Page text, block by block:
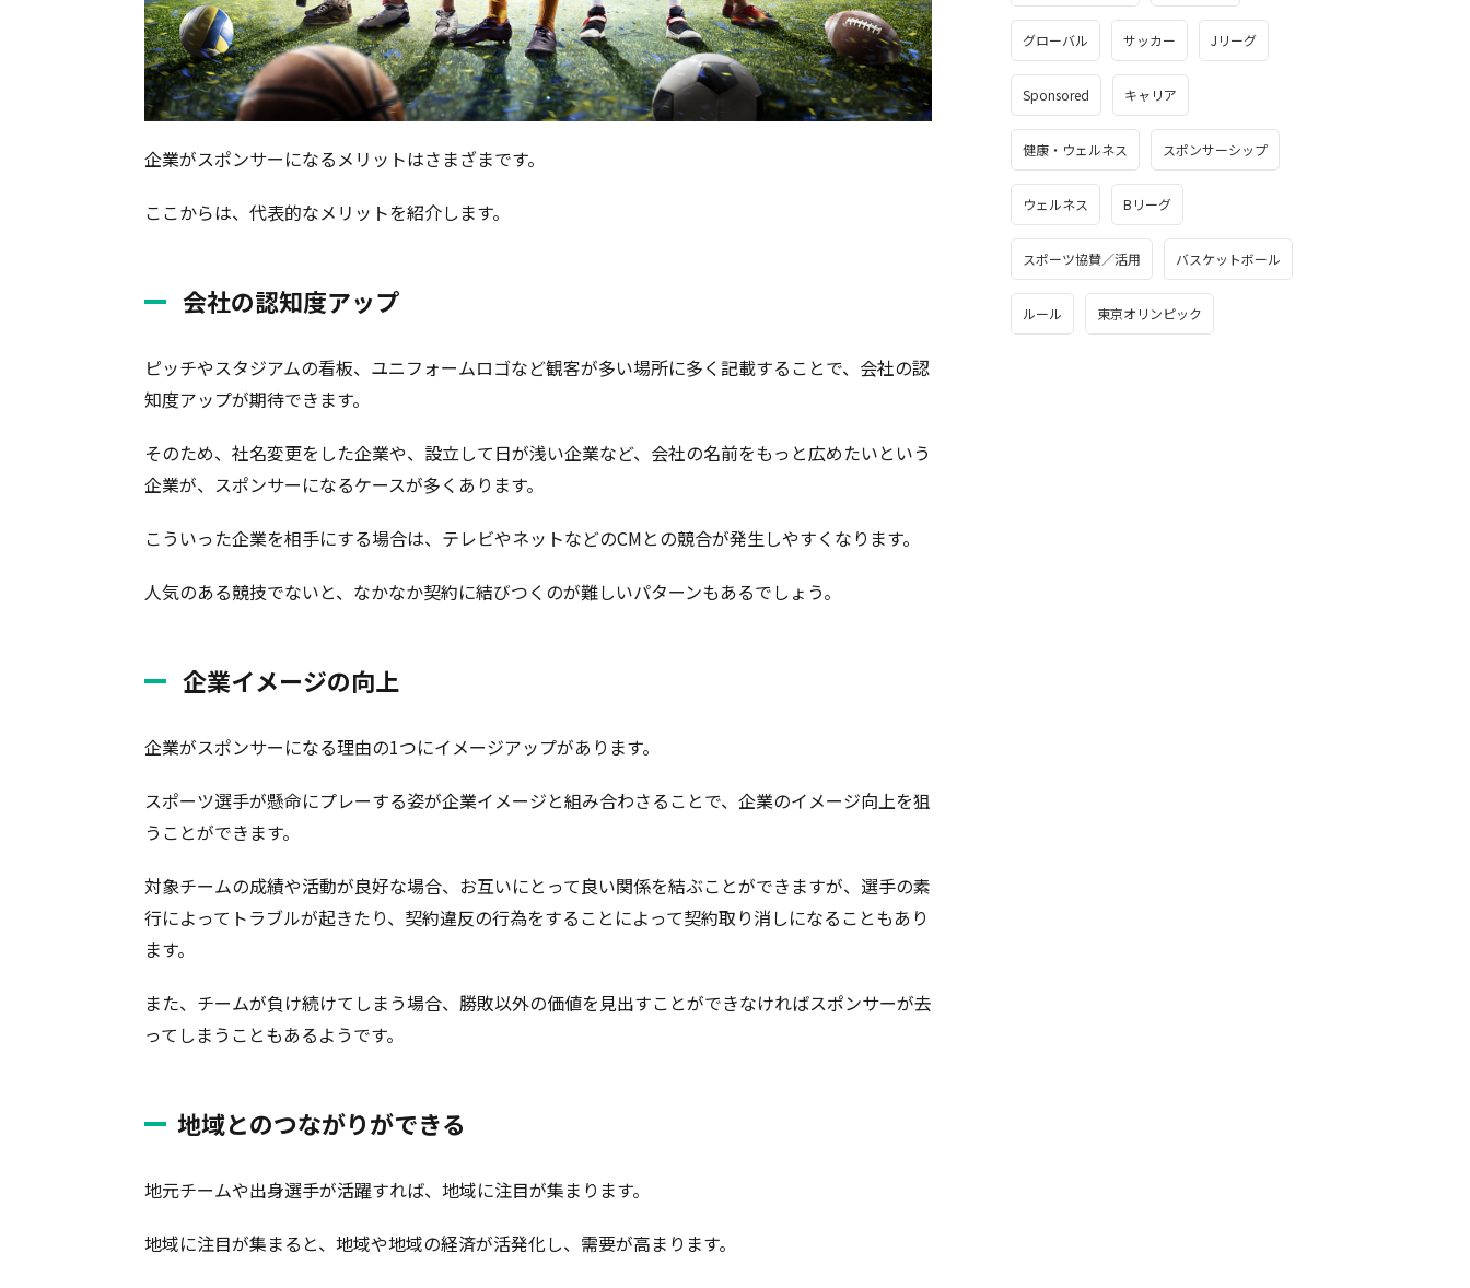
企業がスポンサーになるメリットはさまざまです。
ここからは、代表的なメリットを紹介します。
会社の認知度アップ
ピッチやスタジアムの看板、ユニフォームロゴなど観客が多い場所に多く記載することで、会社の認
知度アップが期待できます。
そのため、社名変更をした企業や、設立して日が浅い企業など、会社の名前をもっと広めたいという
企業が、スポンサーになるケースが多くあります。
こういった企業を相手にする場合は、テレビやネットなどのCMとの競合が発生しやすくなります。
人気のある競技でないと、なかなか契約に結びつくのが難しいパターンもあるでしょう。
企業イメージの向上
企業がスポンサーになる理由の1つにイメージアップがあります。
スポーツ選手が懸命にプレーする姿が企業イメージと組み合わさることで、企業のイメージ向上を狙
うことができます。
対象チームの成績や活動が良好な場合、お互いにとって良い関係を結ぶことができますが、選手の素
行によってトラブルが起きたり、契約違反の行為をすることによって契約取り消しになることもあり
ます。
また、チームが負け続けてしまう場合、勝敗以外の価値を見出すことができなければスポンサーが去
ってしまうこともあるようです。
地域とのつながりができる
地元チームや出身選手が活躍すれば、地域に注目が集まります。
地域に注目が集まると、地域や地域の経済が活発化し、需要が高まります。
グローバル サッカー Jリーグ
Sponsored キャリア
健康・ウェルネス スポンサーシップ
ウェルネス Bリーグ
スポーツ協賛／活用 バスケットボール
ルール 東京オリンピック